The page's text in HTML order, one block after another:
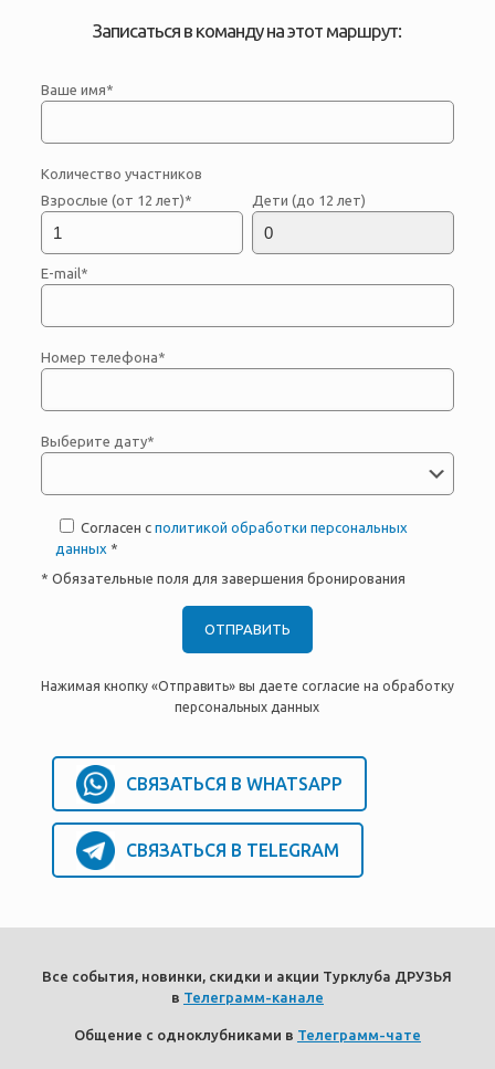
Записаться в команду на этот маршрут:
Ваше имя*
Количество участников
Взрослые (от 12 лет)*
Дети (до 12 лет)
E-mail*
Номер телефона*
Выберите дату*
Согласен с политикой обработки персональных
данных *
* Обязательные поля для завершения бронирования
Нажимая кнопку «Отправить» вы даете согласие на обработку
персональных данных
СВЯЗАТЬСЯ В WHATSAPP
СВЯЗАТЬСЯ В TELEGRAM
Все события, новинки, скидки и акции Турклуба ДРУЗЬЯ
в Телеграмм-канале
Общение с одноклубниками в Телеграмм-чате